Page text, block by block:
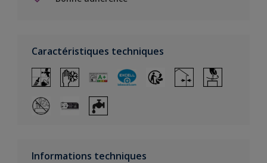
Caractéristiques techniques
Informations techniques